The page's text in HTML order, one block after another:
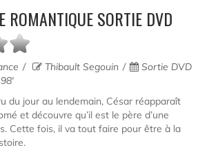
ROMANTIQUE SORTIE DVD
Thibault Segouin
Sortie DVD
98'
du jour au lendemain, César réapparaît
et découvre qu’il est le père d’une
Cette fois, il va tout faire pour être à la